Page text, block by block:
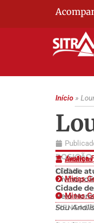
Início »
POSIÇÃO
Justiça
Analista
LOCAL
Cidade
Minas
Cidade
BeloMinas
Sou